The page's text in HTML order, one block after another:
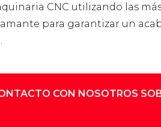
CNC utilizando las
para garantizar un
CON NOSOTROS